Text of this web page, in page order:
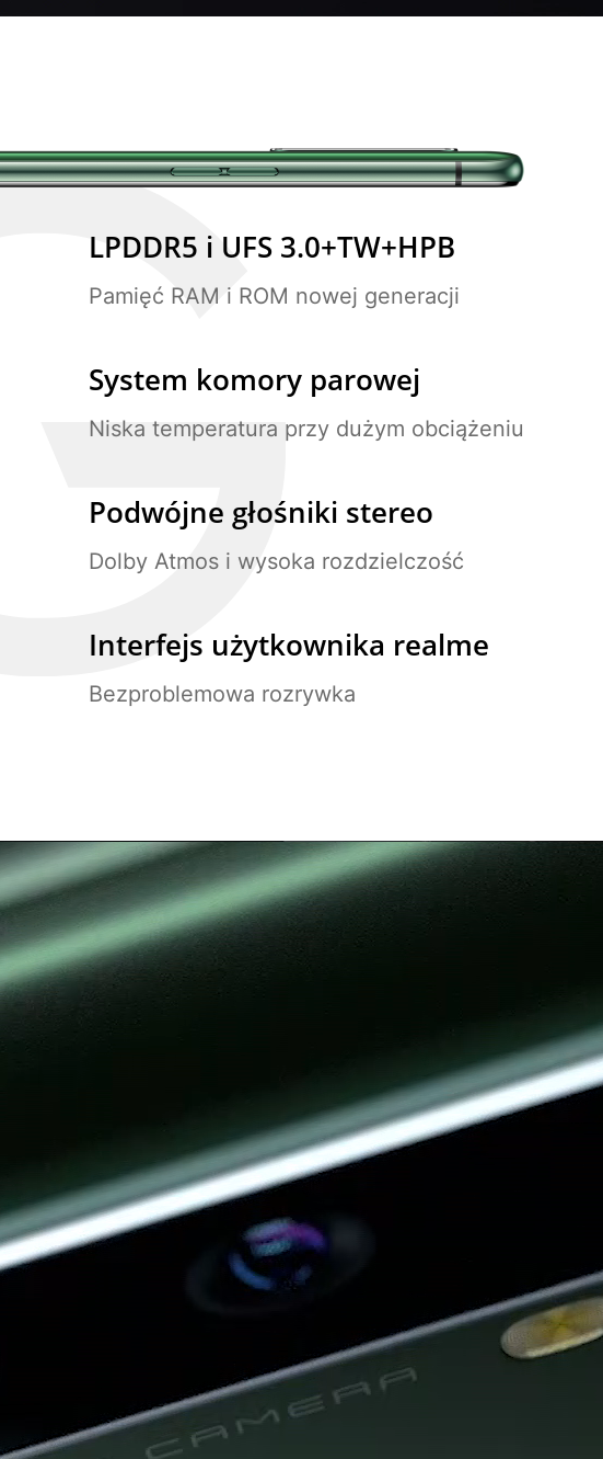
LPDDR5 i UFS 3.0+TW+HPB
Pamięć RAM i ROM nowej generacji
System komory parowej
Niska temperatura przy dużym obciążeniu
Podwójne głośniki stereo
Dolby Atmos i wysoka rozdzielczość
Interfejs użytkownika realme
Bezproblemowa rozrywka